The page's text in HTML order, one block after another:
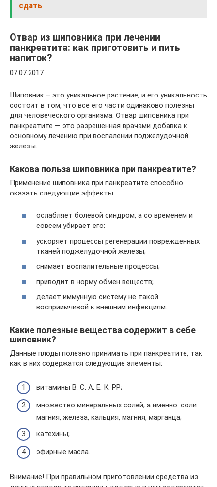
сдать
Отвар из шиповника при лечении
панкреатита: как приготовить и пить
напиток?
07.07.2017
Шиповник – это уникальное растение, и его уникальность
состоит в том, что все его части одинаково полезны
для человеческого организма. Отвар шиповника при
панкреатите — это разрешенная врачами добавка к
основному лечению при воспалении поджелудочной
железы.
Какова польза шиповника при панкреатите?
Применение шиповника при панкреатите способно
оказать следующие эффекты:
ослабляет болевой синдром, а со временем и
совсем убирает его;
ускоряет процессы регенерации поврежденных
тканей поджелудочной железы;
снимает воспалительные процессы;
приводит в норму обмен веществ;
делает иммунную систему не такой
восприимчивой к внешним инфекциям.
Какие полезные вещества содержит в себе
шиповник?
Данные плоды полезно принимать при панкреатите, так
как в них содержатся следующие элементы:
витамины В, С, А, Е, К, РР;
множество минеральных солей, а именно: соли
магния, железа, кальция, магния, марганца;
катехины;
эфирные масла.
Внимание! При правильном приготовлении средства из